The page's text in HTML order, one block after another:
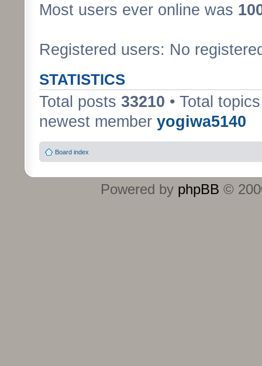
Most users ever online was
Registered users: No
STATISTICS
Total posts 33210 • Total
newest member yogiwa5140
Board index
Powered by phpBB ©